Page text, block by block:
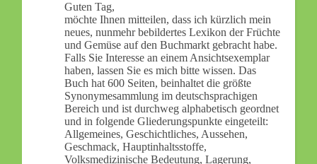
Guten Tag,
möchte Ihnen mitteilen, dass ich kürzlich mein
neues, nunmehr bebildertes Lexikon der Früchte
und Gemüse auf den Buchmarkt gebracht habe.
Falls Sie Interesse an einem Ansichtsexemplar
haben, lassen Sie es mich bitte wissen. Das
Buch hat 600 Seiten, beinhaltet die größte
Synonymesammlung im deutschsprachigen
Bereich und ist durchweg alphabetisch geordnet
und in folgende Gliederungspunkte eingeteilt:
Allgemeines, Geschichtliches, Aussehen,
Geschmack, Hauptinhaltsstoffe,
Volksmedizinische Bedeutung, Lagerung,